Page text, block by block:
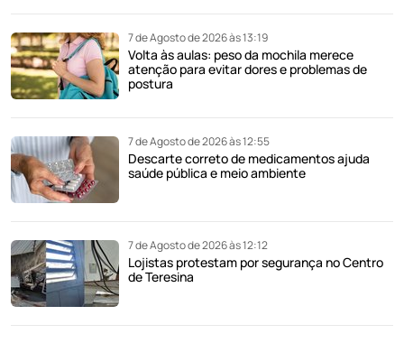
7 de Agosto de 2026 às 13:19
Volta às aulas: peso da mochila merece
atenção para evitar dores e problemas de
postura
7 de Agosto de 2026 às 12:55
Descarte correto de medicamentos ajuda
saúde pública e meio ambiente
7 de Agosto de 2026 às 12:12
Lojistas protestam por segurança no Centro
de Teresina